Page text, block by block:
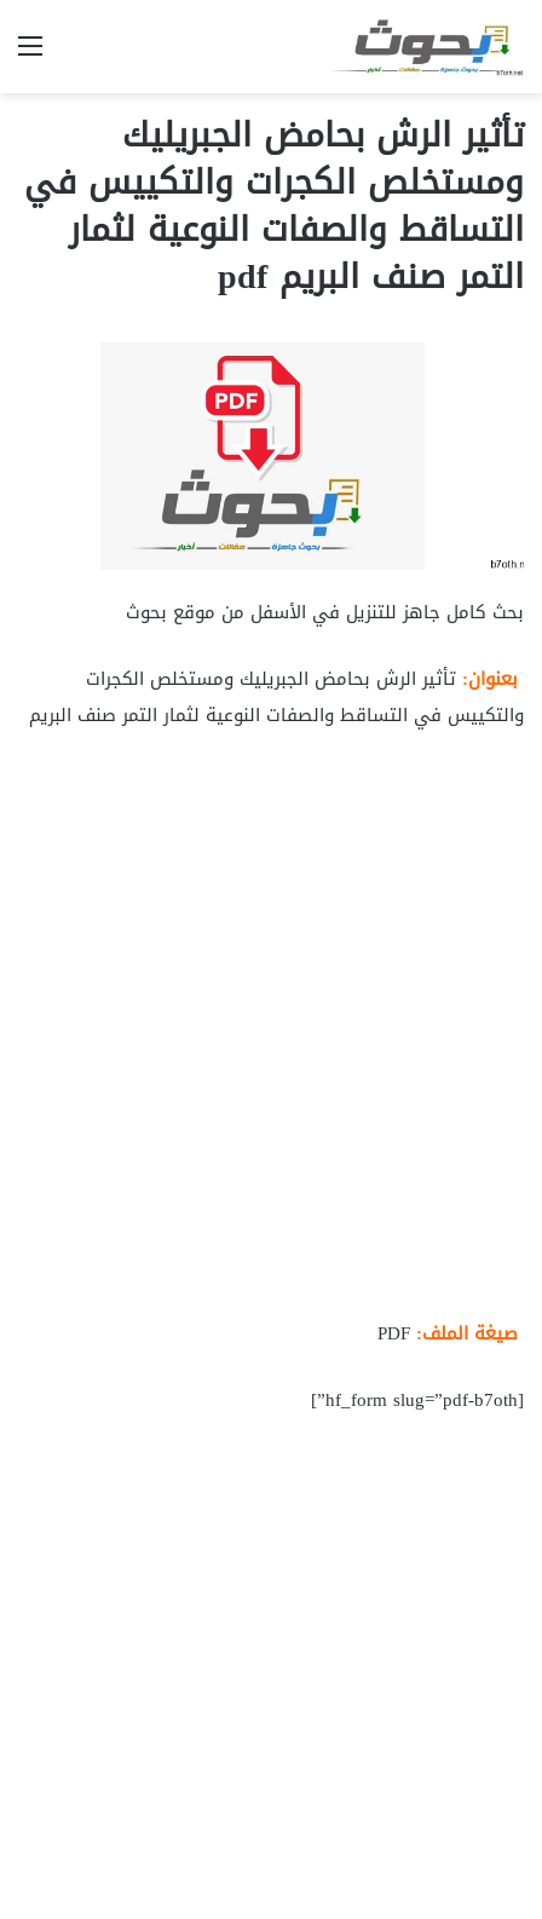
تأثير الرش بحامض الجبريليك
ومستخلص الكجرات والتكييس في
التساقط والصفات النوعية لثمار
التمر صنف البريم pdf
بحث كامل جاهز للتنزيل في الأسفل من موقع بحوث
بعنوان: تأثير الرش بحامض الجبريليك ومستخلص الكجرات
والتكييس في التساقط والصفات النوعية لثمار التمر صنف البريم
صيغة الملف:
[hf_form slug=”pdf-b7oth”]